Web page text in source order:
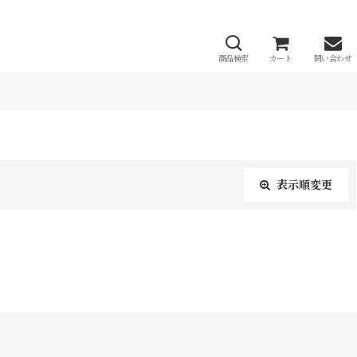
商品検索 カート 問い合わせ
表示順変更